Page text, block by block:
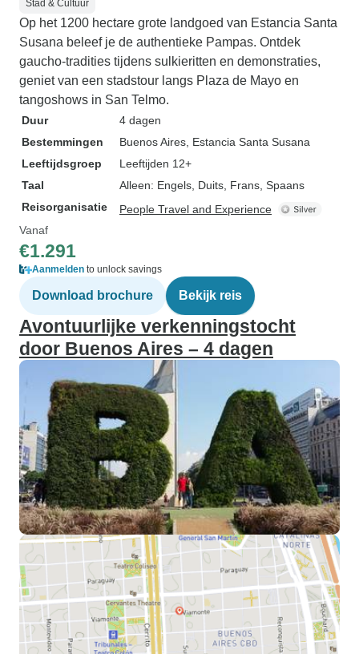
Stad & Cultuur
Op het 1200 hectare grote landgoed van Estancia Santa
Susana beleef je de authentieke Pampas. Ontdek
gaucho-tradities tijdens sulkieritten en demonstraties,
geniet van een stadstour langs Plaza de Mayo en
tangoshows in San Telmo.
Duur
4 dagen
Bestemmingen
Buenos Aires , Estancia Santa Susana
Leeftijdsgroep
Leeftijden 12+
Taal
Alleen: Engels, Duits, Frans, Spaans
Reisorganisatie
People Travel and Experience
Vanaf
€1.291
Aanmelden to unlock savings
Download brochure Bekijk reis
Avontuurlijke verkenningstocht
door Buenos Aires – 4 dagen